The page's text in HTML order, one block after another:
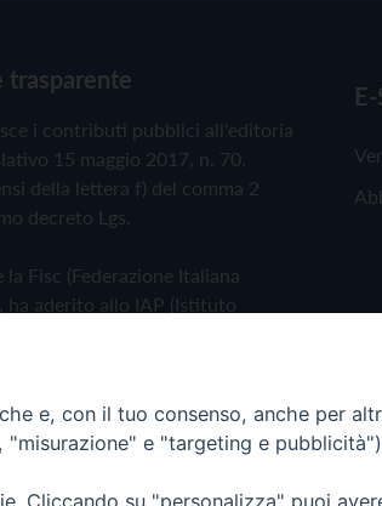
trasparente
i contributi pubblici all'editoria
15 maggio 2017, n. 70.
della lettera f) del comma 2
decreto Lgs.
Fisc (Federazione Italiana
ha aderito allo IAP (Istituto
Policy
e, con il tuo consenso, anche per
e "targeting e